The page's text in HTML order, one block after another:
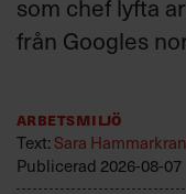
som chef lyfta
från Googles
Arbetsmiljö
Text:Sara
Publicerad 2026-08-07